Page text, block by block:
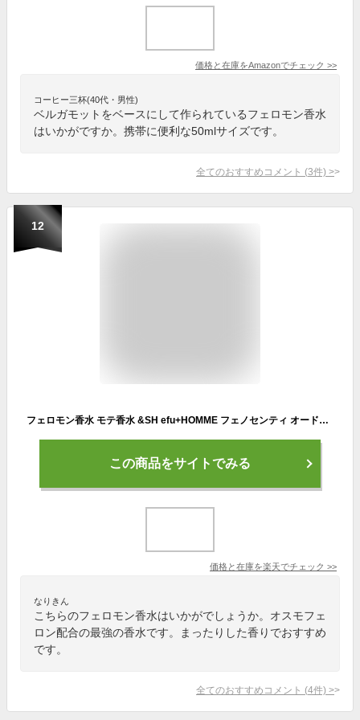
価格と在庫をAmazonでチェック >>
コーヒー三杯(40代・男性)
ベルガモットをベースにして作られているフェロモン香水
はいかがですか。携帯に便利な50mlサイズです。
全てのおすすめコメント (3件) >
12
フェロモン香水 モテ香水 &SH efu+HOMME フェノセンティ オードトワレ 3本セット [ オム オスモフェリン オスモフェロン 最強 香水 メンズ 男性 男性用 ボディスプレー ボディミスト フレグランススプレー フレグランスミスト 人気 ] +lt3+ tg_smc
この商品をサイトでみる
価格と在庫を楽天でチェック >>
なりきん
こちらのフェロモン香水はいかがでしょうか。オスモフェ
ロン配合の最強の香水です。まったりした香りでおすすめ
です。
全てのおすすめコメント (4件) >